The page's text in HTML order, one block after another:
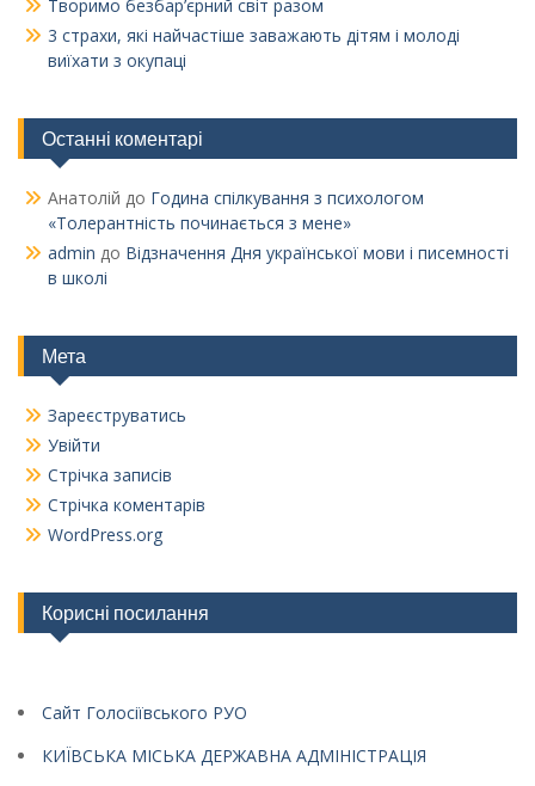
Творимо безбар’єрний світ разом
3 страхи, які найчастіше заважають дітям і молоді
виїхати з окупаці
Останні коментарі
Анатолій до Година спілкування з психологом
«Толерантність починається з мене»
admin до Відзначення Дня української мови і писемності
в школі
Мета
Зареєструватись
Увійти
Стрічка записів
Стрічка коментарів
WordPress.org
Корисні посилання
Сайт Голосіївського РУО
КИЇВСЬКА МІСЬКА ДЕРЖАВНА АДМІНІСТРАЦІЯ